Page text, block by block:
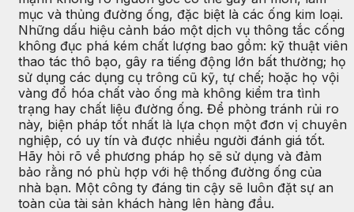
mục và thủng đường ống, đặc biệt là các ống kim loại.
Những dấu hiệu cảnh báo một dịch vụ thông tắc cống
không đục phá kém chất lượng bao gồm: kỹ thuật viên
thao tác thô bạo, gây ra tiếng động lớn bất thường; họ
sử dụng các dụng cụ trông cũ kỹ, tự chế; hoặc họ vội
vàng đổ hóa chất vào ống mà không kiểm tra tình
trạng hay chất liệu đường ống. Để phòng tránh rủi ro
này, biện pháp tốt nhất là lựa chọn một đơn vị chuyên
nghiệp, có uy tín và được nhiều người đánh giá tốt.
Hãy hỏi rõ về phương pháp họ sẽ sử dụng và đảm
bảo rằng nó phù hợp với hệ thống đường ống của
nhà bạn. Một công ty đáng tin cậy sẽ luôn đặt sự an
toàn của tài sản khách hàng lên hàng đầu.